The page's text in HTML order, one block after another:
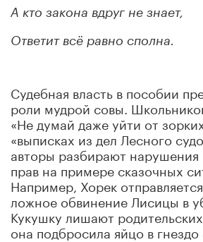
А кто закона вдруг не знает,
Ответит всё равно сполна.
Судебная власть в пособии
роли мудрой совы.
«Не думай даже уйти от
«выписках из дел Лесного
авторы разбирают нарушения
прав на примере сказочных
Например, Хорек
ложное обвинение Лисицы в
Кукушку лишают
она подбросила яйцо в